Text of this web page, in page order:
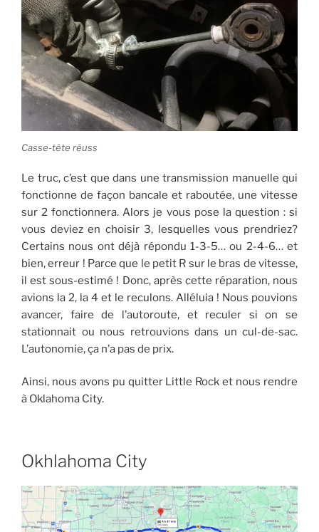
Casse-tête réuss
Le truc, c’est que dans une transmission manuelle qui
fonctionne de façon bancale et raboutée, une vitesse
sur 2 fonctionnera. Alors je vous pose la question : si
vous deviez en choisir 3, lesquelles vous prendriez?
Certains nous ont déjà répondu 1-3-5… ou 2-4-6… et
bien, erreur ! Parce que le petit R sur le bras de vitesse,
il est sous-estimé ! Donc, après cette réparation, nous
avions la 2, la 4 et le reculons. Alléluia ! Nous pouvions
avancer, faire de l’autoroute, et reculer si on se
stationnait ou nous retrouvions dans un cul-de-sac.
L’autonomie, ça n’a pas de prix.
Ainsi, nous avons pu quitter Little Rock et nous rendre
à Oklahoma City.
Okhlahoma City